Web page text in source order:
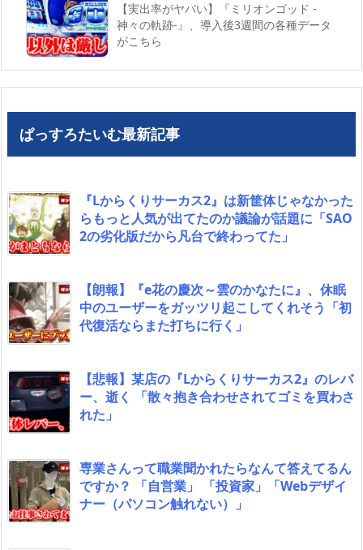
【実出率がヤバい】『ミリオンゴッド -
神々の軌跡-』、導入後3週間の各種データ
がこちら
ぱっすろたいむ最新記事
『Lからくりサーカス2』は新筐体じゃなかった
らもっと人気が出てたのか議論が話題に「SAO
2の劣化版だから凡台で終わってた」
【朗報】『e花の慶次～雲のかなたに』、休眠
中のユーザーをガッツリ起こしてくれそう「初
代復活ならまた打ちに行く」
【悲報】某店の『Lからくりサーカス2』のレバ
ー、逝く 「散々抱き合わせされてゴミを買わさ
れた」
専業さんって職業聞かれたらなんて答えてるん
ですか？ 「自営業」 「投資家」「Webデザイ
ナー（パソコン触れない）」